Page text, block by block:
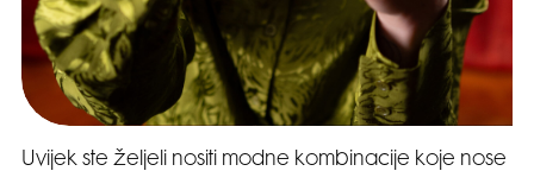
Uvijek ste željeli nositi modne kombinacije koje nose